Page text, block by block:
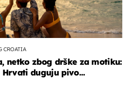
CROATIA
netko zbog drške za motiku:
Hrvati duguju pivo...